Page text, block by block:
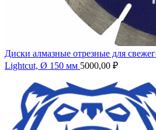
Диски алмазные отрезные для
Lightcut, Ø 150 мм 5000,00 ₽